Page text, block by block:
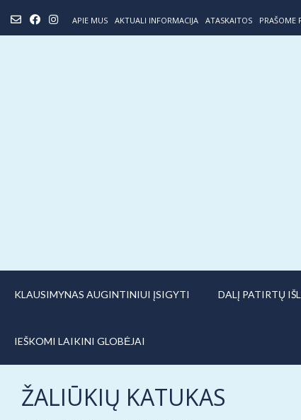
content
APIE MUS AKTUALI INFORMACIJA ATASKAITOS PRAŠOME
KLAUSIMYNAS AUGINTINIUI ĮSIGYTI DALĮ PATIRTŲ
IEŠKOMI LAIKINI GLOBĖJAI
ŽALIŪKIŲ KATUKAS